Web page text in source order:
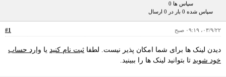
سپاس ها 0
سپاس شده 0 بار در 0 ارسال
#1 ۰۳/۹/۲۲، ۰۹:۱۹ صبح
دیدن لینک ها برای شما امکان پذیر نیست. لطفا ثبت نام کنید یا وارد حساب
خود شوید تا بتوانید لینک ها را ببینید.